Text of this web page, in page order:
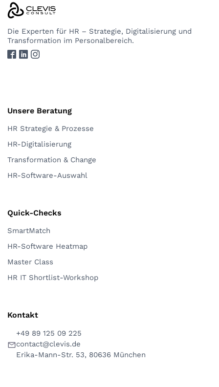
Die Experten für HR – Strategie, Digitalisierung und
Transformation im Personalbereich.
Unsere Beratung
HR Strategie & Prozesse
HR-Digitalisierung
Transformation & Change
HR-Software-Auswahl
Quick-Checks
SmartMatch
HR-Software Heatmap
Master Class
HR IT Shortlist-Workshop
Kontakt
+49 89 125 09 225
contact@clevis.de
Erika-Mann-Str. 53, 80636 München